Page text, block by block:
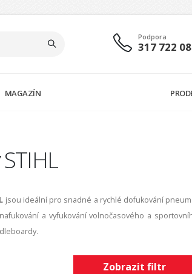
Podpora
317 722
MAGAZÍN
jsou ideální pro snadné a rychlé dofukování
a vyfukování volnočasového a
Zobrazit filtr